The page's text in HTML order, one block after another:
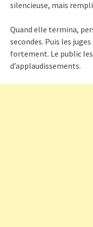
silencieuse, mais
Quand elle termina,
secondes. Puis les
fortement. Le public
d’applaudissements.